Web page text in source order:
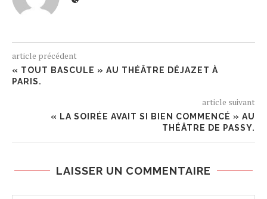
article précédent
« TOUT BASCULE » AU THÉÂTRE DÉJAZET À
PARIS.
article suivant
« LA SOIRÉE AVAIT SI BIEN COMMENCÉ » AU
THÉÂTRE DE PASSY.
LAISSER UN COMMENTAIRE